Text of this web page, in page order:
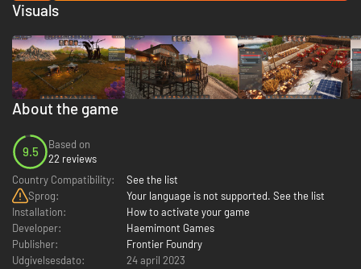
About the game
9.5
Based on
22 reviews
Country Compatibility:
See the list
Sprog:
Your language is not supported. See the list
Installation:
How to activate your game
Developer:
Haemimont Games
Publisher:
Frontier Foundry
Udgivelsesdato:
24 april 2023
Visuals